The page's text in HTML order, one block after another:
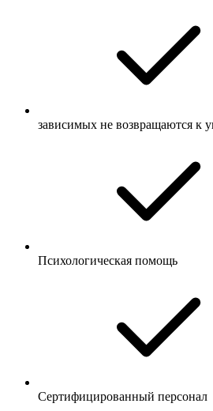
зависимых не возвращаются к
Психологическая помощь
Сертифицированный персонал